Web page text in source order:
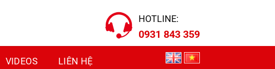
HOTLINE:
0931 843 359
VIDEOS LIÊN HỆ